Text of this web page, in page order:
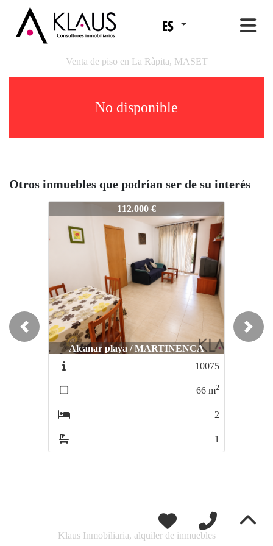
Venta de piso en La Ràpita, MASET
No disponible
Otros inmuebles que podrían ser de su interés
112.000 €
Alcanar playa / MARTINENCA
10075
66 m2
2
1
Previous Next
Klaus Inmobiliaria, alquiler de inmuebles